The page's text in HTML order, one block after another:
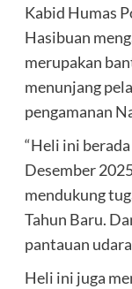
Kabid Humas
Hasibuan
merupakan
menunjang
pengamanan
“Heli ini
Desember
mendukung
Tahun Baru.
pantauan
Heli ini juga